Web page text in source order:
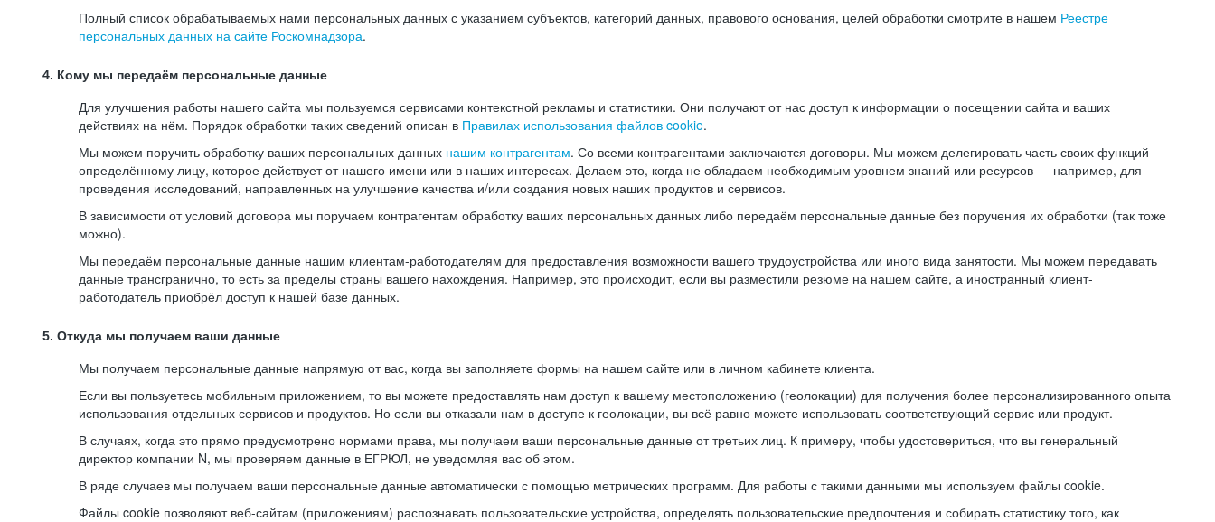
Полный список обрабатываемых нами персональных данных с указанием субъектов, категорий данных, правового основания, целей обработки смотрите в нашем Реестре
персональных данных на сайте Роскомнадзора.
4. Кому мы передаём персональные данные
Для улучшения работы нашего сайта мы пользуемся сервисами контекстной рекламы и статистики. Они получают от нас доступ к информации о посещении сайта и ваших
действиях на нём. Порядок обработки таких сведений описан в Правилах использования файлов cookie.
Мы можем поручить обработку ваших персональных данных нашим контрагентам. Со всеми контрагентами заключаются договоры. Мы можем делегировать часть своих функций
определённому лицу, которое действует от нашего имени или в наших интересах. Делаем это, когда не обладаем необходимым уровнем знаний или ресурсов — например, для
проведения исследований, направленных на улучшение качества и/или создания новых наших продуктов и сервисов.
В зависимости от условий договора мы поручаем контрагентам обработку ваших персональных данных либо передаём персональные данные без поручения их обработки (так тоже
можно).
Мы передаём персональные данные нашим клиентам-работодателям для предоставления возможности вашего трудоустройства или иного вида занятости. Мы можем передавать
данные трансгранично, то есть за пределы страны вашего нахождения. Например, это происходит, если вы разместили резюме на нашем сайте, а иностранный клиент-
работодатель приобрёл доступ к нашей базе данных.
5. Откуда мы получаем ваши данные
Мы получаем персональные данные напрямую от вас, когда вы заполняете формы на нашем сайте или в личном кабинете клиента.
Если вы пользуетесь мобильным приложением, то вы можете предоставлять нам доступ к вашему местоположению (геолокации) для получения более персонализированного опыта
использования отдельных сервисов и продуктов. Но если вы отказали нам в доступе к геолокации, вы всё равно можете использовать соответствующий сервис или продукт.
В случаях, когда это прямо предусмотрено нормами права, мы получаем ваши персональные данные от третьих лиц. К примеру, чтобы удостовериться, что вы генеральный
директор компании N, мы проверяем данные в ЕГРЮЛ, не уведомляя вас об этом.
В ряде случаев мы получаем ваши персональные данные автоматически с помощью метрических программ. Для работы с такими данными мы используем файлы cookie.
Файлы cookie позволяют веб-сайтам (приложениям) распознавать пользовательские устройства, определять пользовательские предпочтения и собирать статистику того, как